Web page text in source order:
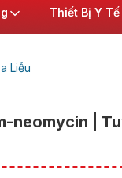
Thiết Bị Y Tế
Liễu
neomycin |